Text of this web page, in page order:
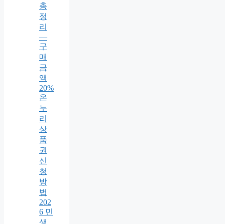
총
정
리
—
구
매
금
액
20%
온
누
리
상
품
권
신
청
방
법
202
6 민
생